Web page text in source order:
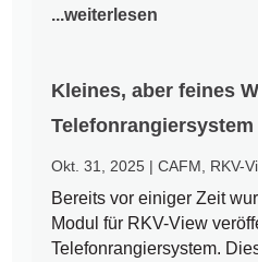
...weiterlesen
Kleines, aber feines
Telefonrangiersystem
Okt. 31, 2025 |CAFM RKV-
Bereits vor einiger Zeit
Modul für RKV-View
Telefonrangiersystem.